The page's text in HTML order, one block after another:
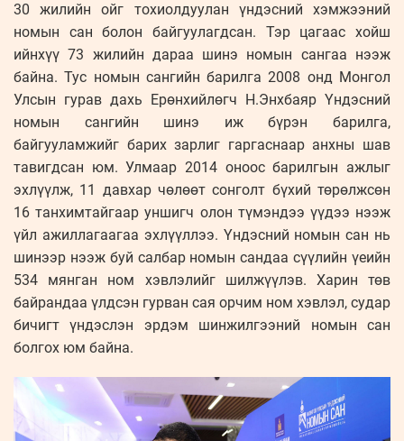
30 жилийн ойг тохиолдуулан үндэсний хэмжээний
номын сан болон байгуулагдсан. Тэр цагаас хойш
ийнхүү 73 жилийн дараа шинэ номын сангаа нээж
байна. Тус номын сангийн барилга 2008 онд Монгол
Улсын гурав дахь Ерөнхийлөгч Н.Энхбаяр Үндэсний
номын сангийн шинэ иж бүрэн барилга,
байгууламжийг барих зарлиг гаргаснаар анхны шав
тавигдсан юм. Улмаар 2014 оноос барилгын ажлыг
эхлүүлж, 11 давхар чөлөөт сонголт бүхий төрөлжсөн
16 танхимтайгаар уншигч олон түмэндээ үүдээ нээж
үйл ажиллагаагаа эхлүүллээ. Үндэсний номын сан нь
шинээр нээж буй салбар номын сандаа сүүлийн үеийн
534 мянган ном хэвлэлийг шилжүүлэв. Харин төв
байрандаа үлдсэн гурван сая орчим ном хэвлэл, судар
бичигт үндэслэн эрдэм шинжилгээний номын сан
болгох юм байна.